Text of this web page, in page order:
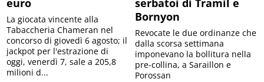
euro
La giocata vincente alla
Tabaccheria Chameran nel
concorso di giovedì 6 agosto; il
jackpot per l'estrazione di
oggi, venerdì 7, sale a 205,8
milioni d...
serbatoi di Tramil e
Bornyon
Revocate le due ordinanze che
dalla scorsa settimana
imponevano la bollitura nella
pre-collina, a Saraillon e
Porossan